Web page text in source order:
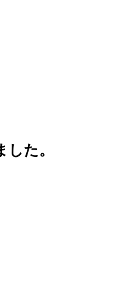
た。